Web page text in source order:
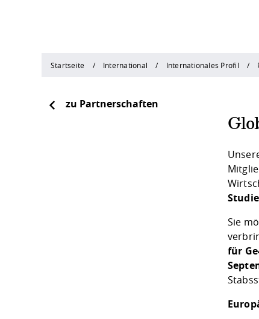
Startseite International Internationales Profil
zu Partnerschaften
Sie
für